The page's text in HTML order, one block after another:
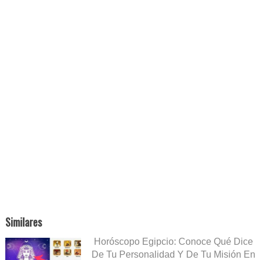
Similares
Horóscopo Egipcio: Conoce Qué Dice
De Tu Personalidad Y De Tu Misión En